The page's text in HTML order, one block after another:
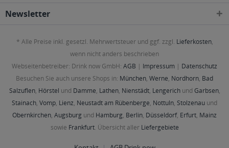
Newsletter
* Alle Preise inkl. gesetzl. Mehrwertsteuer und ggf. zzgl. Lieferkosten,
wenn nicht anders beschrieben
Webseitenbetreiber: Drink now GmbH: AGB | Impressum | Datenschutz
Besuchen Sie auch unsere Shops in: München, Werne, Nordhorn, Bad
Salzuflen, Hörstel und Damme, Lathen, Nienstädt, Lengerichund Garbsen,
Stainach, Vomp, Lienz, Neustadt am Rübenberge, Nottuln, Stolzenau und
Obernkirchen, Augsburg und Hamburg, Berlin, Düsseldorf, Erfurt, Mainz
sowie Frankfurt. Übersicht aller Liefergebiete